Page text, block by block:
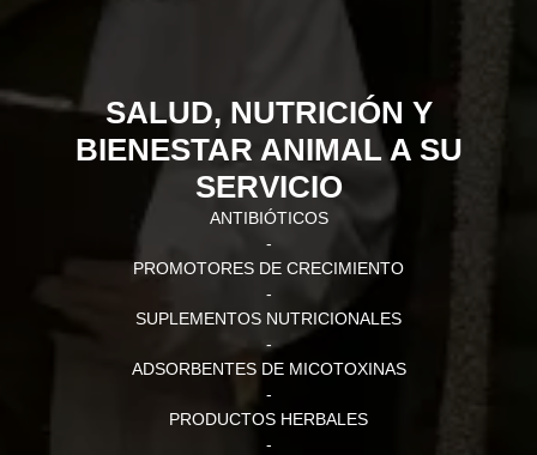
SALUD, NUTRICIÓN Y
BIENESTAR ANIMAL A SU
SERVICIO
ANTIBIÓTICOS
-
PROMOTORES DE CRECIMIENTO
-
SUPLEMENTOS NUTRICIONALES
-
ADSORBENTES DE MICOTOXINAS
-
PRODUCTOS HERBALES
-